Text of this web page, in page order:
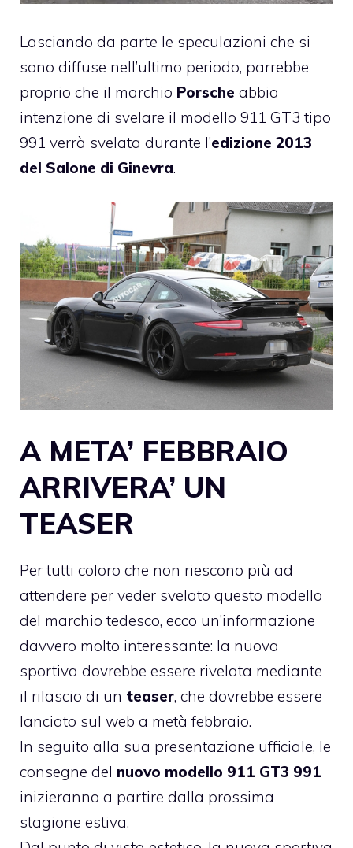
Lasciando da parte le speculazioni che si
sono diffuse nell’ultimo periodo, parrebbe
proprio che il marchio Porsche abbia
intenzione di svelare il modello 911 GT3 tipo
991 verrà svelata durante l’edizione 2013
del Salone di Ginevra.
A META’ FEBBRAIO
ARRIVERA’ UN
TEASER
Per tutti coloro che non riescono più ad
attendere per veder svelato questo modello
del marchio tedesco, ecco un’informazione
davvero molto interessante: la nuova
sportiva dovrebbe essere rivelata mediante
il rilascio di un teaser, che dovrebbe essere
lanciato sul web a metà febbraio.
In seguito alla sua presentazione ufficiale, le
consegne del nuovo modello 911 GT3 991
inizieranno a partire dalla prossima
stagione estiva.